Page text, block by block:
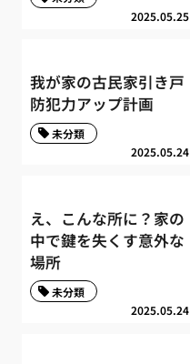
2025.05.25
我が家の古民家引き戸
防犯力アップ計画
2025.05.24
未分類
え、こんな所に？家の
中で鍵を失くす意外な
場所
2025.05.24
未分類